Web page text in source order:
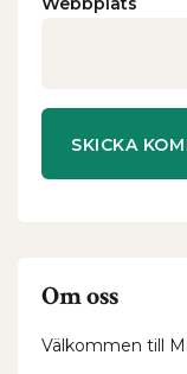
Om oss
Välkommen till